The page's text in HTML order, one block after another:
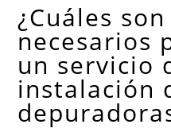
¿Cuáles
necesarios
un servicio
instalación